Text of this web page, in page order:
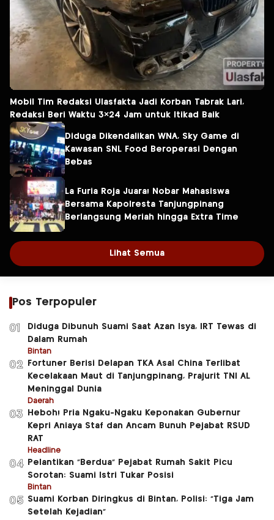
Mobil Tim Redaksi Ulasfakta Jadi Korban Tabrak Lari,
Redaksi Beri Waktu 3×24 Jam untuk Itikad Baik
Diduga Dikendalikan WNA, Sky Game di
Kawasan SNL Food Beroperasi Dengan
Bebas
La Furia Roja Juara! Nobar Mahasiswa
Bersama Kapolresta Tanjungpinang
Berlangsung Meriah hingga Extra Time
Lihat Semua
Pos Terpopuler
01
Diduga Dibunuh Suami Saat Azan Isya, IRT Tewas di
Dalam Rumah
Bintan
02
Fortuner Berisi Delapan TKA Asal China Terlibat
Kecelakaan Maut di Tanjungpinang, Prajurit TNI AL
Meninggal Dunia
Daerah
03
Heboh! Pria Ngaku-Ngaku Keponakan Gubernur
Kepri Aniaya Staf dan Ancam Bunuh Pejabat RSUD
RAT
Headline
04
Pelantikan “Berdua” Pejabat Rumah Sakit Picu
Sorotan: Suami Istri Tukar Posisi
Bintan
05 Suami Korban Diringkus di Bintan, Polisi: “Tiga Jam
Setelah Kejadian”